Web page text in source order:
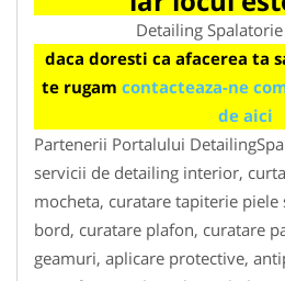
Detailing
daca doresti ca afacerea ta
te rugam contacteaza-ne
de aici
Partenerii Portalului
servicii de detailing interior,
mocheta, curatare tapiterie piele
bord, curatare plafon, curatare
geamuri, aplicare protective,